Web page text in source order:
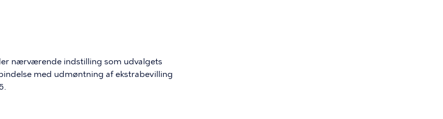
nærværende indstilling som udvalgets
med udmøntning af ekstrabevilling